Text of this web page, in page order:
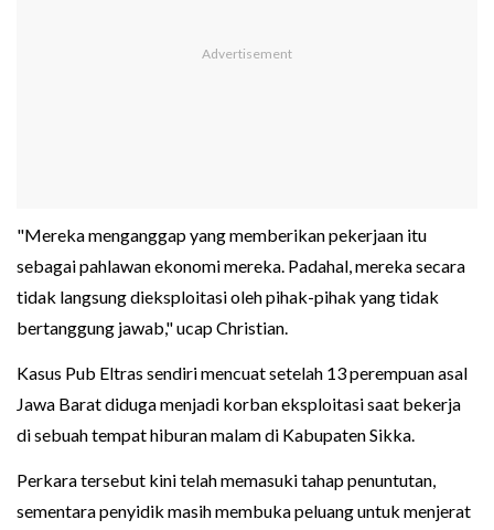
"Mereka menganggap yang memberikan pekerjaan itu
sebagai pahlawan ekonomi mereka. Padahal, mereka secara
tidak langsung dieksploitasi oleh pihak-pihak yang tidak
bertanggung jawab," ucap Christian.
Kasus Pub Eltras sendiri mencuat setelah 13 perempuan asal
Jawa Barat diduga menjadi korban eksploitasi saat bekerja
di sebuah tempat hiburan malam di Kabupaten Sikka.
Perkara tersebut kini telah memasuki tahap penuntutan,
sementara penyidik masih membuka peluang untuk menjerat